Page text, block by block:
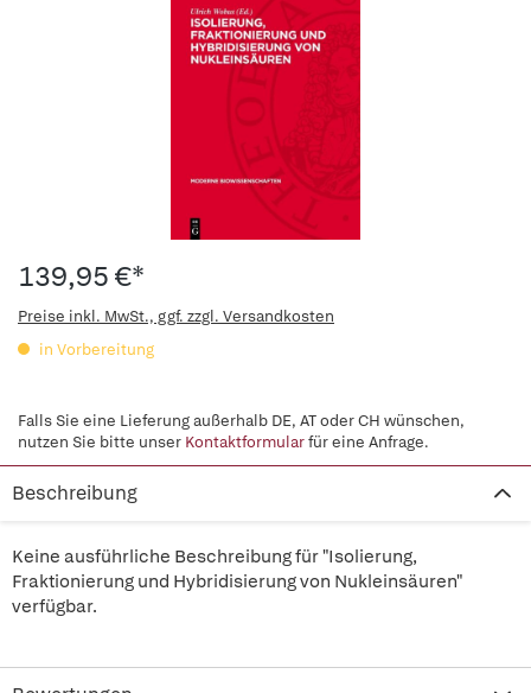
139,95 €*
Preise inkl. MwSt., ggf. zzgl. Versandkosten
in Vorbereitung
Falls Sie eine Lieferung außerhalb DE, AT oder CH wünschen,
nutzen Sie bitte unser Kontaktformularfür eine Anfrage.
Beschreibung
Keine ausführliche Beschreibung für "Isolierung,
Fraktionierung und Hybridisierung von Nukleinsäuren"
verfügbar.